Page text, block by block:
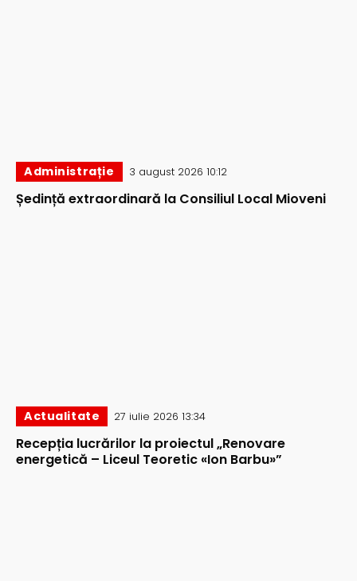
Administrație 3 august 2026 10:12
Ședință extraordinară la Consiliul Local Mioveni
Actualitate 27 iulie 2026 13:34
Recepția lucrărilor la proiectul „Renovare
energetică – Liceul Teoretic «Ion Barbu»”